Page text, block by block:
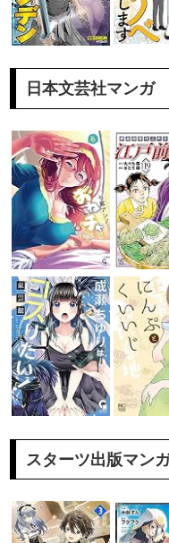
日本文芸社マンガ
スターツ出版マン